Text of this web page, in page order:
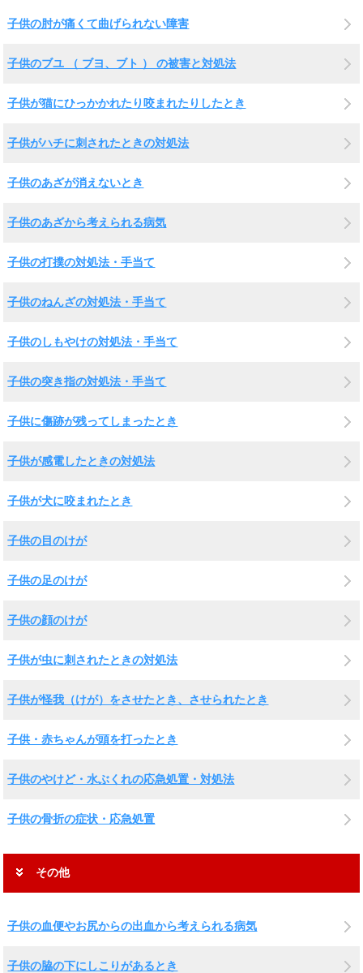
子供の肘が痛くて曲げられない障害
子供のブユ （ ブヨ、ブト ） の被害と対処法
子供が猫にひっかかれたり咬まれたりしたとき
子供がハチに刺されたときの対処法
子供のあざが消えないとき
子供のあざから考えられる病気
子供の打撲の対処法・手当て
子供のねんざの対処法・手当て
子供のしもやけの対処法・手当て
子供の突き指の対処法・手当て
子供に傷跡が残ってしまったとき
子供が感電したときの対処法
子供が犬に咬まれたとき
子供の目のけが
子供の足のけが
子供の顔のけが
子供が虫に刺されたときの対処法
子供が怪我（けが）をさせたとき、させられたとき
子供・赤ちゃんが頭を打ったとき
子供のやけど・水ぶくれの応急処置・対処法
子供の骨折の症状・応急処置
その他
子供の血便やお尻からの出血から考えられる病気
子供の脇の下にしこりがあるとき